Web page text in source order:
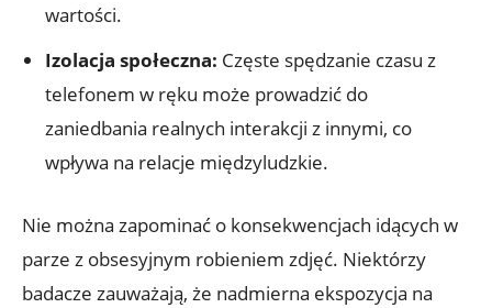
wartości.
Izolacja ⁣społeczna: Częste spędzanie czasu z
telefonem w ręku⁢ może⁣ prowadzić do
zaniedbania realnych‌ interakcji⁣ z innymi,⁢ co
wpływa na relacje międzyludzkie.
Nie można ⁣zapominać o konsekwencjach⁤ idących w
parze z obsesyjnym robieniem zdjęć. ​Niektórzy
badacze zauważają, że nadmierna ekspozycja na